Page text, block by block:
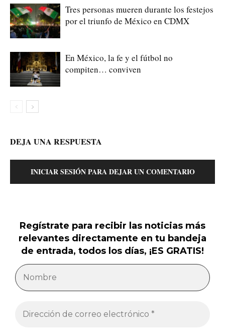
Tres personas mueren durante los festejos
por el triunfo de México en CDMX
En México, la fe y el fútbol no
compiten… conviven
DEJA UNA RESPUESTA
INICIAR SESIÓN PARA DEJAR UN COMENTARIO
Regístrate para recibir las noticias más
relevantes directamente en tu bandeja
de entrada, todos los días, ¡ES GRATIS!